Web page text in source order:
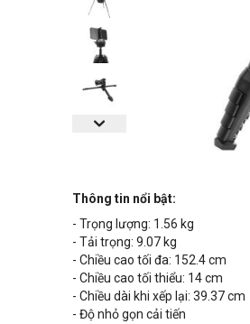
Thông tin nổi bật:
- Trọng lượng: 1.56 kg
- Tải trọng: 9.07 kg
- Chiều cao tối đa: 152.4 cm
- Chiều cao tối thiểu: 14 cm
- Chiều dài khi xếp lại: 39.37 cm
- Độ nhỏ gọn cải tiến